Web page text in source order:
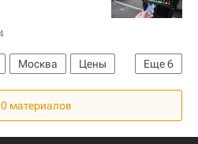
Еще6
Москва
Цены
Инфраструктура
Россия
материалов